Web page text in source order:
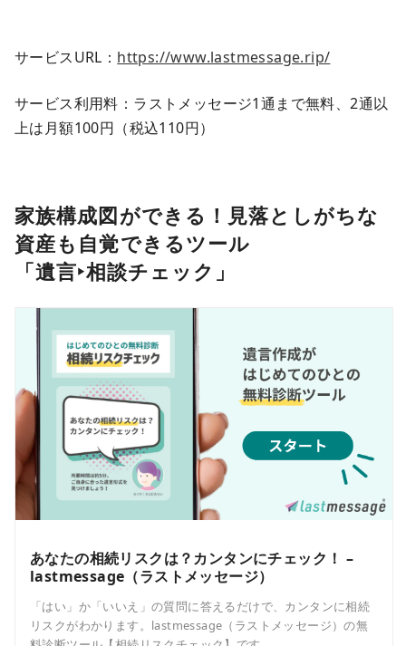
サービスURL： https://www.lastmessage.rip/
サービス利用料：ラストメッセージ1通まで無料、2通以
上は月額100円（税込110円）
家族構成図ができる！見落としがちな
資産も自覚できるツール
「遺言‣相談チェック」
あなたの相続リスクは？カンタンにチェック！ –
lastmessage（ラストメッセージ）
「はい」か「いいえ」の質問に答えるだけで、カンタンに相続
リスクがわかります。lastmessage（ラストメッセージ）の無